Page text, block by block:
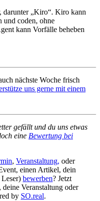
darunter „Kiro“. Kiro kann
und coden, ohne
kann Vorfälle beheben
nächste Woche frisch
uns gerne mit einem
gefällt und du uns etwas
eine Bewertung bei
, Veranstaltung, oder
einen Artikel, dein
bewerben? Jetzt
Veranstaltung oder
by SO.real.